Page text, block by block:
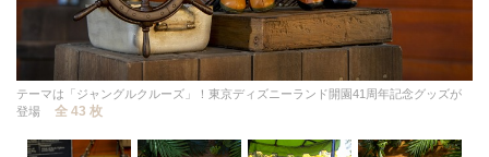
テーマは「ジャングルクルーズ」！東京ディズニーランド開園41周年記念グッズが
登場
全 43 枚